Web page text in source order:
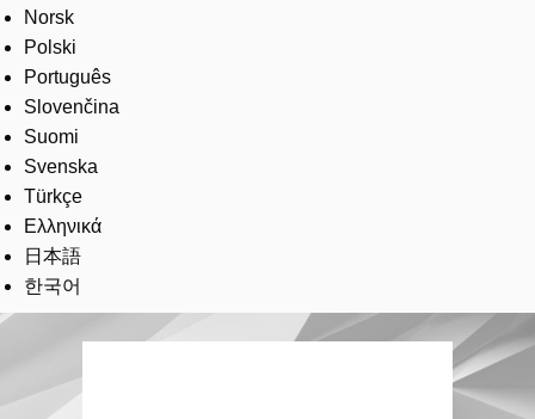
Norsk
Polski
Português
Slovenčina
Suomi
Svenska
Türkçe
Ελληνικά
日本語
한국어